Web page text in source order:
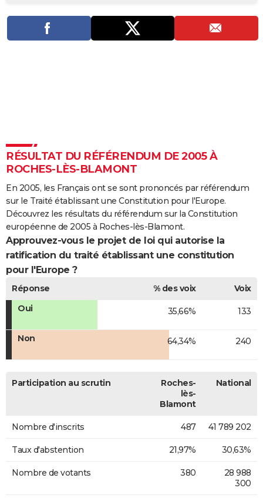
PHOTO
GUIDES D'ACHAT
COPAINS D'AVANT
FORUM
Bricolage
Lifestyle
Culture
Sport
Auto
Television
Voyage
Cinema
RÉSULTAT DU RÉFÉRENDUM DE 2005 À
ROCHES-LÈS-BLAMONT
En 2005, les Français ont se sont prononcés par référendum
sur le Traité établissant une Constitution pour l'Europe.
Découvrez les résultats du référendum sur la Constitution
européenne de 2005 à Roches-lès-Blamont.
Approuvez-vous le projet de loi qui autorise la
ratification du traité établissant une constitution
pour l'Europe ?
Réponse % des voix
Voix
Oui
35,66% 133
Non 64,34% 240
Participation au scrutin
Roches-
lès-
Blamont
National
Nombre d'inscrits 487 41 789 202
Taux d'abstention 21,97% 30,63%
Nombre de votants 380
28 988
300